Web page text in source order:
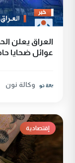
العراق يعلن
عوائل ضحايا
وكالة نون
إقتصادية